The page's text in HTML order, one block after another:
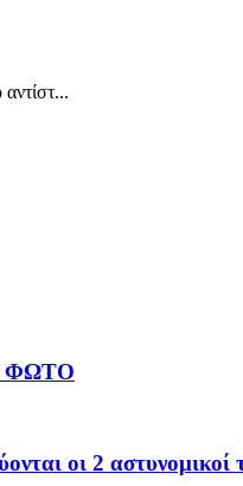
– ΦΩΤΟ
οι 2 αστυνομικοί